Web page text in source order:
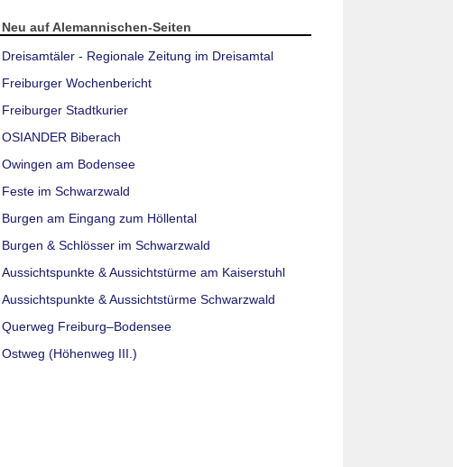
Neu auf Alemannischen-Seiten
Dreisamtäler - Regionale Zeitung im Dreisamtal
Freiburger Wochenbericht
Freiburger Stadtkurier
OSIANDER Biberach
Owingen am Bodensee
Feste im Schwarzwald
Burgen am Eingang zum Höllental
Burgen & Schlösser im Schwarzwald
Aussichtspunkte & Aussichtstürme am Kaiserstuhl
Aussichtspunkte & Aussichtstürme Schwarzwald
Querweg Freiburg–Bodensee
Ostweg (Höhenweg III.)